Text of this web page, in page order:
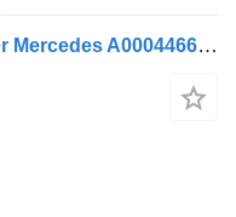
Mercedes-Benz Occ luchtdroger Mercedes A0004466364 secador de aire para camión